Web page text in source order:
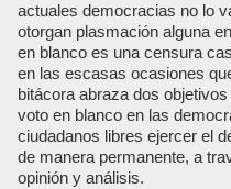
actuales democracias no lo
otorgan plasmación alguna
en blanco es una censura
en las escasas ocasiones
bitácora abraza dos
voto en blanco en las
ciudadanos libres ejercer el
de manera permanente, a
opinión y análisis.